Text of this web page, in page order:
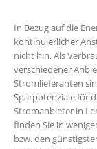
In Bezug auf die
kontinuierlicher
nicht hin. Als
verschiedener
Stromlieferanten
Sparpotenziale für
Stromanbieter in
finden Sie in
bzw. den